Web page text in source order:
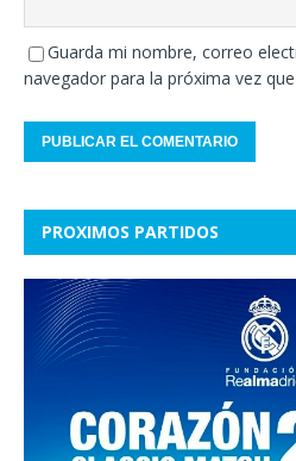
Guarda mi nombre, correo
navegador para la próxima vez
PROXIMOS PARTIDOS